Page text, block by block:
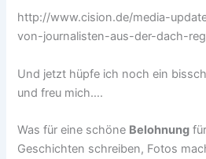
http://www.cision.de/media-
von-journalisten-aus-der-dach-
Und jetzt hüpfe ich noch ein
und freu mich….
Was für eine schöne Belohnung
Geschichten schreiben, Fotos